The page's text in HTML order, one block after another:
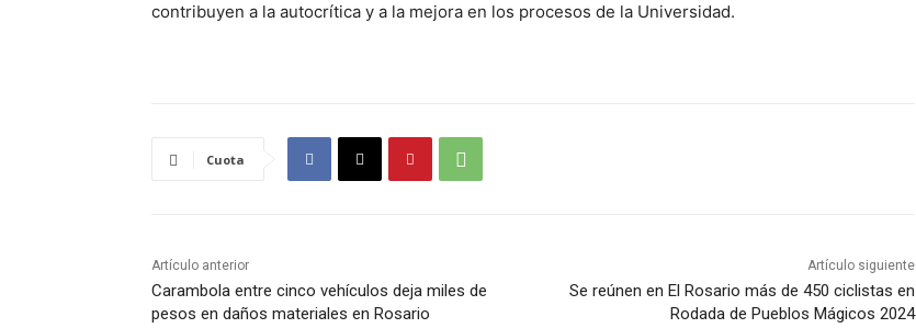
contribuyen a la autocrítica y a la mejora en los procesos de la Universidad.
Cuota
Artículo anterior
Carambola entre cinco vehículos deja miles de
pesos en daños materiales en Rosario
Artículo siguiente
Se reúnen en El Rosario más de 450 ciclistas en
Rodada de Pueblos Mágicos 2024